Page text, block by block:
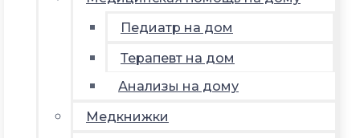
Педиатр на дом
Терапевт на дом
Анализы на дому
Медкнижки